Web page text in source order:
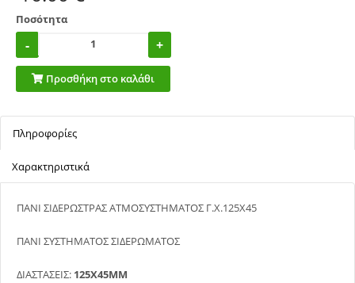
Ποσότητα
Προσθήκη στο καλάθι
Πληροφορίες
Χαρακτηριστικά
ΠΑΝΙ ΣΙΔΕΡΩΣΤΡΑΣ ΑΤΜΟΣΥΣΤΗΜΑΤΟΣ Γ.Χ.125X45
ΠΑΝΙ ΣΥΣΤΗΜΑΤΟΣ ΣΙΔΕΡΩΜΑΤΟΣ
ΔΙΑΣΤΑΣΕΙΣ: 125X45MM